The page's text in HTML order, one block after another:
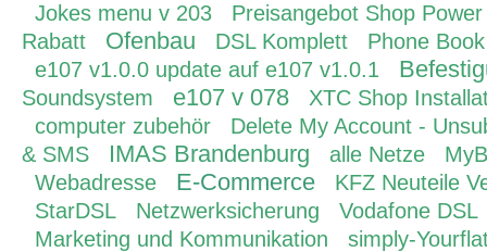
Jokes menu v 203
Preisangebot Shop Power
Rabatt
Ofenbau DSL Komplett
Phone
e107 v1.0.0 update auf e107 v1.0.1
Soundsystem e107 v 078
XTC Shop
computer zubehör
Delete My Account -
& SMS
IMAS Brandenburg alle Netze
Webadresse
E-Commerce
KFZ Neuteile
StarDSL
Netzwerksicherung
Vodafone DSL
Marketing und Kommunikation
simply-